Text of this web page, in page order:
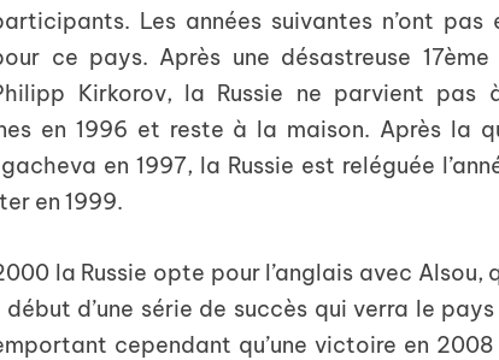
Les années suivantes n’ont
ce pays. Après une désastreuse
Kirkorov, la Russie ne parvient pas
en 1996 et reste à la maison. Après la
en 1997, la Russie est reléguée
en 1999.
la Russie opte pour l’anglais avec Alsou,
début d’une série de succès qui verra le
cependant qu’une victoire en